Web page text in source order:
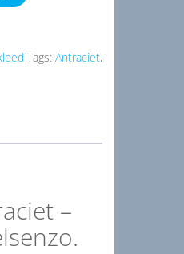
Tags: Antraciet,
–